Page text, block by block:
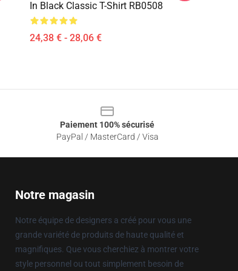
In Black Classic T-Shirt RB0508
24,38 € - 28,06 €
Paiement 100% sécurisé
PayPal / MasterCard / Visa
Notre magasin
Notre équipe de designers a créé pour vous une
grande variété de produits de haute qualité et
magnifiques. Que vous cherchiez à montrer votre
style personnel ou tout simplement besoin de